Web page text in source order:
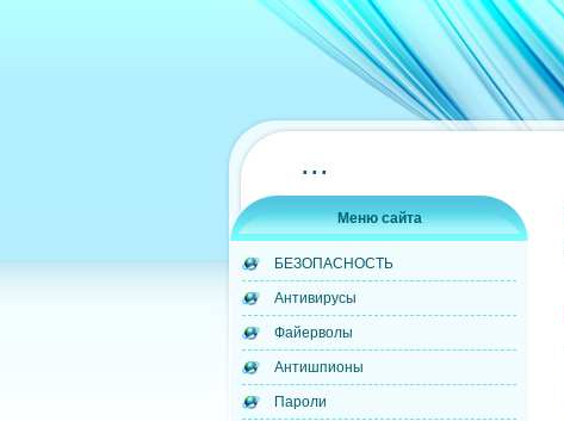
...
Меню сайта
БЕЗОПАСНОСТЬ
Антивирусы
Файерволы
Антишпионы
Пароли